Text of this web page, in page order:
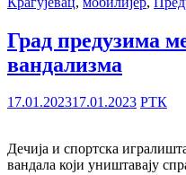
Град предузима
вандализма
17.01.202317.01.2023 РТК
Дечија и спортска
вандала који уништавају